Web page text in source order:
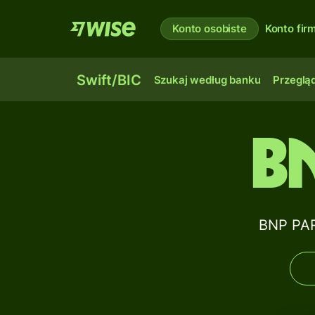
Konto osobiste Konto
Swift/BIC Szukaj według banku
BNP